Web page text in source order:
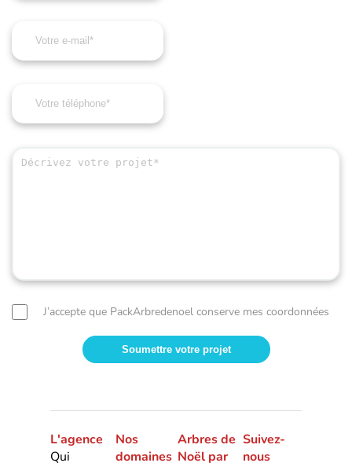
J’accepte que PackArbredenoel conserve mes coordonnées
L'agence
Qui
Nos
domaines
Arbres de
Noël par
Suivez-
nous